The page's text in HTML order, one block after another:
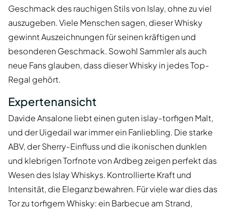
Geschmack des rauchigen Stils von Islay, ohne zu viel
auszugeben. Viele Menschen sagen, dieser Whisky
gewinnt Auszeichnungen für seinen kräftigen und
besonderen Geschmack. Sowohl Sammler als auch
neue Fans glauben, dass dieser Whisky in jedes Top-
Regal gehört.
Expertenansicht
Davide Ansalone liebt einen guten islay-torfigen Malt,
und der Uigedail war immer ein Fanliebling. Die starke
ABV, der Sherry-Einfluss und die ikonischen dunklen
und klebrigen Torfnote von Ardbeg zeigen perfekt das
Wesen des Islay Whiskys. Kontrollierte Kraft und
Intensität, die Eleganz bewahren. Für viele war dies das
Tor zu torfigem Whisky: ein Barbecue am Strand,